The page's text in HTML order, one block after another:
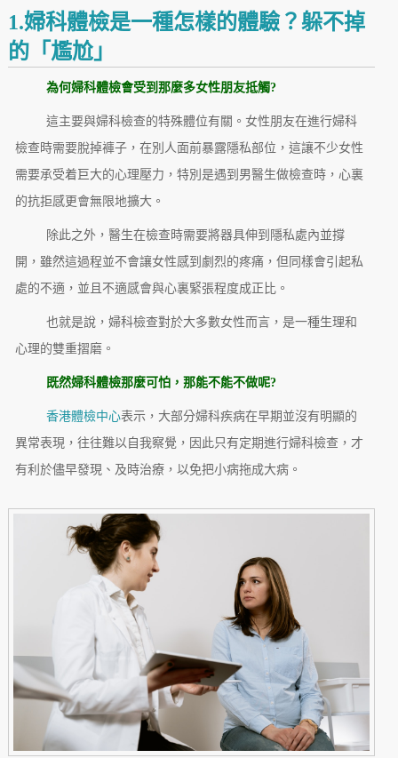
1.婦科體檢是一種怎樣的體驗？躲不掉
的「尷尬」
為何婦科體檢會受到那麼多女性朋友抵觸?
這主要與婦科檢查的特殊體位有關。女性朋友在進行婦科
檢查時需要脫掉褲子，在別人面前暴露隱私部位，這讓不少女性
需要承受着巨大的心理壓力，特別是遇到男醫生做檢查時，心裏
的抗拒感更會無限地擴大。
除此之外，醫生在檢查時需要將器具伸到隱私處內並撐
開，雖然這過程並不會讓女性感到劇烈的疼痛，但同樣會引起私
處的不適，並且不適感會與心裏緊張程度成正比。
也就是說，婦科檢查對於大多數女性而言，是一種生理和
心理的雙重摺磨。
既然婦科體檢那麼可怕，那能不能不做呢?
香港體檢中心表示，大部分婦科疾病在早期並沒有明顯的
異常表現，往往難以自我察覺，因此只有定期進行婦科檢查，才
有利於儘早發現、及時治療，以免把小病拖成大病。